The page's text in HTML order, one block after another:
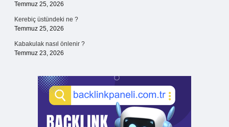
Temmuz 25, 2026
Kerebiç üstündeki ne ?
Temmuz 25, 2026
Kabakulak nasıl önlenir ?
Temmuz 23, 2026